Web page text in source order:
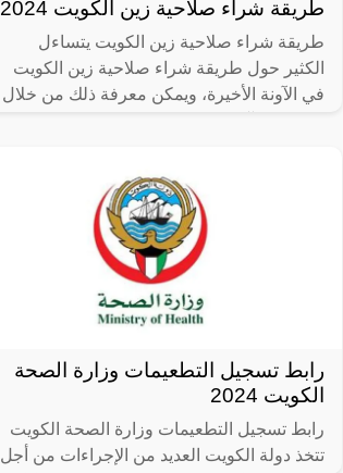
طريقة شراء صلاحية زين الكويت 2024
طريقة شراء صلاحية زين الكويت يتساءل
الكثير حول طريقة شراء صلاحية زين الكويت
في الآونة الأخيرة، ويمكن معرفة ذلك من خلال
رابط تسجيل التطعيمات وزارة الصحة
الكويت 2024
رابط تسجيل التطعيمات وزارة الصحة الكويت
تتخذ دولة الكويت العديد من الإجراءات من أجل